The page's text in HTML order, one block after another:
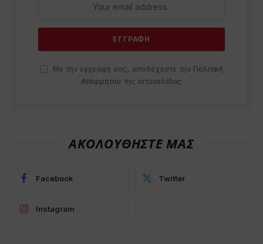
Με την εγγραφή σας, αποδέχεστε την Πολιτική
Απορρήτου της ιστοσελίδας
ΑΚΟΛΟΥΘΗΣΤΕ ΜΑΣ
Facebook Twitter
Instagram